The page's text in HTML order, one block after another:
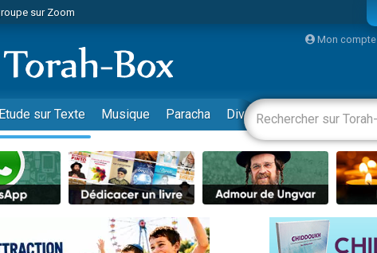
sur Zoom
sur WhatsApp
sur WhatsApp
pour Reloger Rivka, 6 enfants, victime de violences...
pour 1 Journée de Vacances Pour les Enfants
bénédiction
sur WhatsApp
sur Zoom
Mon compte
Etude sur Texte Musique Paracha Divertissements Livres